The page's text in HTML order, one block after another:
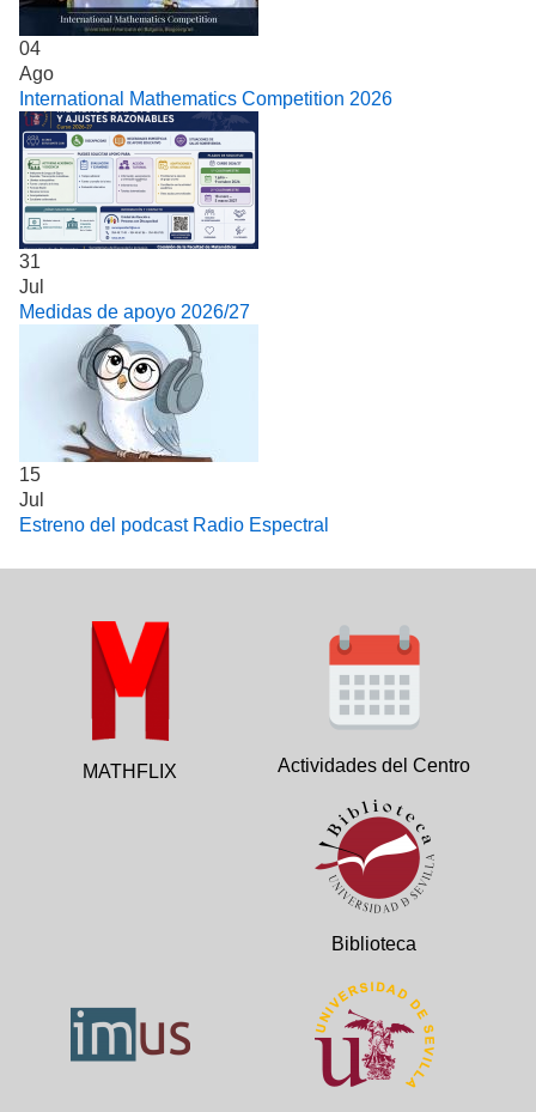
04
Ago
International Mathematics Competition 2026
31
Jul
Medidas de apoyo 2026/27
15
Jul
Estreno del podcast Radio Espectral
MATHFLIX Actividades del Centro
Biblioteca